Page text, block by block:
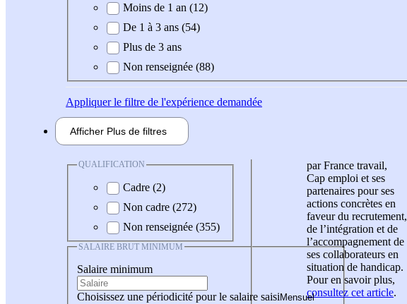
Expérience demandée
Moins de 1 an (12)
De 1 à 3 ans (54)
Plus de 3 ans
Non renseignée (88)
Appliquerle filtre de l'expérience demandée
Afficher Plus de filtres
QUALIFICATION
Cadre (2)
Non cadre (272)
Non renseignée (355)
SALAIRE BRUT MINIMUM
Salaire minimum
Choisissez une périodicité pour le salaire saisi
par France travail,
Cap emploi et ses
partenaires pour ses
actions concrètes en
faveur du recrutement,
de l’intégration et de
l’accompagnement de
ses collaborateurs en
situation de handicap.
Pour en savoir plus,
consultez cet article.